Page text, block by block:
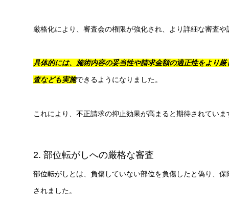
厳格化により、審査会の権限が強化され、より詳細な審査
具体的には、施術内容の妥当性や請求金額の適正性をより厳
査なども実施できるようになりました。
これにより、不正請求の抑止効果が高まると期待されていま
2. 部位転がしへの厳格な審査
部位転がしとは、負傷していない部位を負傷したと偽り、
されました。